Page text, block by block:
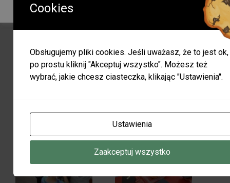
CZYNNA W GODZINACH 9:00-15:00
Cookies
Obsługujemy pliki cookies. Jeśli uważasz, że to jest ok,
po prostu kliknij "Akceptuj wszystko". Możesz też
wybrać, jakie chcesz ciasteczka, klikając "Ustawienia".
Ustawienia
Zaakceptuj wszystko